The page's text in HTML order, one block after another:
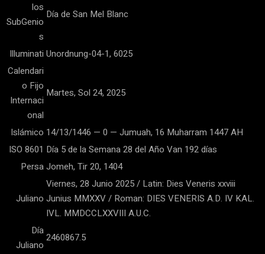
los
SubGenio
s
Día de San Mel Blanc
Illuminati Unordnung-04-1, 6025
Calendari
o Fijo
Internaci
onal
Martes, Sol 24, 2025
Islámico 14/13/1446 — 0 — Jumuah, 16 Muharram 1447 AH
ISO 8601 Día 5 de la Semana 28 del Año Van 192 días
PersaJomeh, Tir 20, 1404
Juliano
Viernes, 28 Junio 2025 / Latin: Dies Veneris xxviii
Junius MMXXV / Roman: DIES VENERIS A.D. IV KAL.
IVL. MMDCCLXXVIII A.U.C.
Día
Juliano
2460867.5